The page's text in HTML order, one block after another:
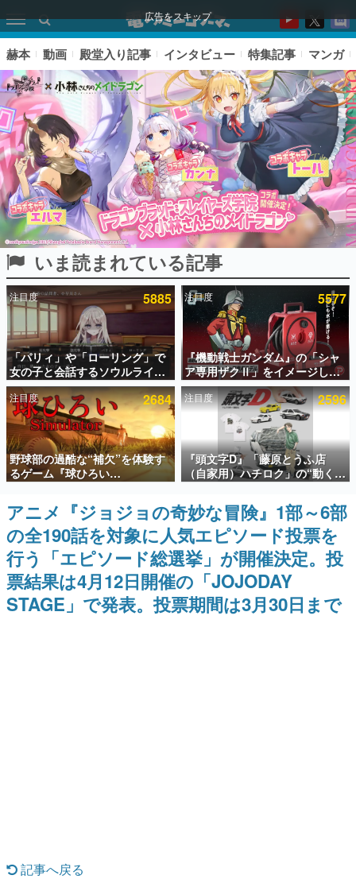
広告をスキップ
ピックアップ
電ファミのいま読まれている記事ランキング
アプリセール情報
インタビュー
連載・特集一覧
殿堂入り記事
SNS拡散数が数千以上！ ページビュー数万以上！ などな
ど。多くの人々に読まれた、電ファミ渾身の“殿堂入り”記
事をまとめました。
ゲームの企画書
名作ゲームクリエイターの方々に製作時のエピソードをお
聞きし、ヒットする企画（ゲーム）とは何か？を探ってい
きます。
赫本
この物語を解いてはいけない。『赫本』は、〈試験問題〉
の形をした短編ホラー小説集です。
赫本 動画 殿堂入り記事 インタビュー 特集記事 マンガ
いま読まれている記事
注目度 5885
「パリィ」や「ローリング」で
女の子と会話するソウルライク
恋愛ゲーム『小早川さんはソウ
ルライク』無料公開。返事に失
敗すると「YOU DIED」
注目度 5577
『機動戦士ガンダム』の「シャ
ア専用ザクⅡ」をイメージした
散水ホースリールが予約開始。
本体にはシャアのパーソナルマ
ークやジオン公国軍のエンブレ
ム、型式番号などを配置
注目度 2684
野球部の過酷な“補欠”を体験す
るゲーム『球ひろい
Simulator』が「1件」のウィッ
シュリストをもとにチェコ語に
対応しSNSで話題に。『キング
ダム・カム』開発元やチェコの
プロ野球選手から称賛の声
注目度 2596
『頭文字D』「藤原とうふ店
（自家用）ハチロク」の“動くテ
ィッシュケース”が買えるポップ
アップショップが開催へ。マン
ガの舞台である群馬の「イオン
モール高崎」にて、8月11日か
ら8月20日までの期間限定で開
催予定
アニメ『ジョジョの奇妙な冒険』1部～6部
の全190話を対象に人気エピソード投票を
行う「エピソード総選挙」が開催決定。投
票結果は4月12日開催の「JOJODAY
STAGE」で発表。投票期間は3月30日まで
記事へ戻る